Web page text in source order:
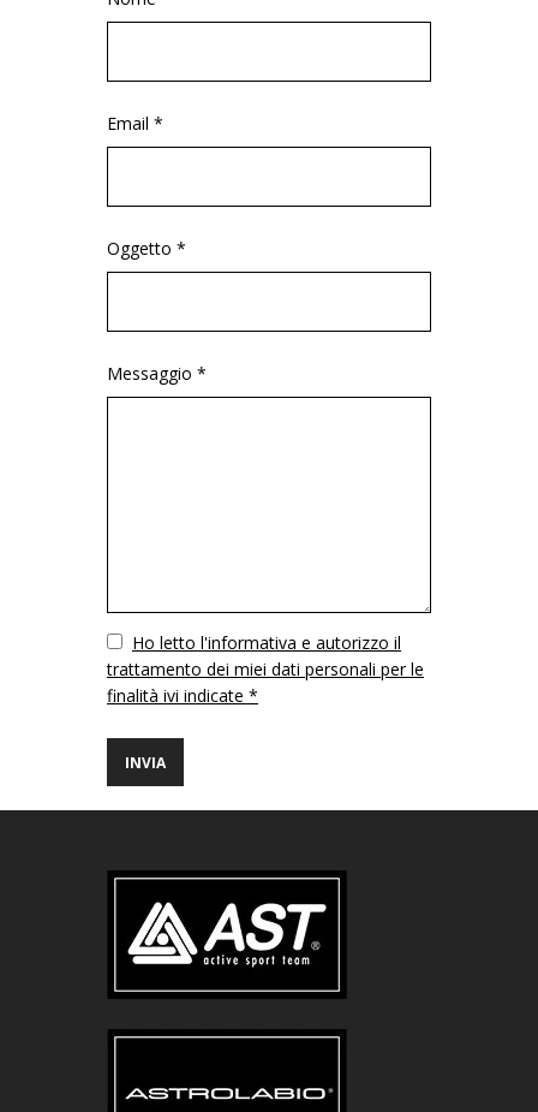
Email *
Oggetto *
Messaggio *
VuotoHo letto l'informativa e autorizzo il
trattamento dei miei dati personali per le
finalità ivi indicate *